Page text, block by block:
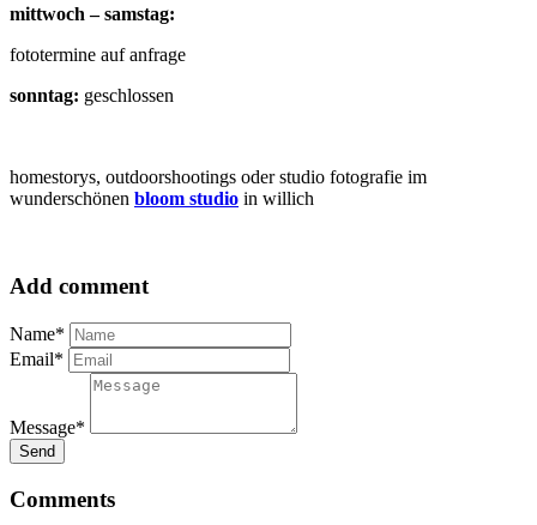
mittwoch – samstag:
fototermine auf anfrage
sonntag: geschlossen
homestorys, outdoorshootings oder studio fotografie im
wunderschönen bloom studio in willich
Add comment
Name*
Email*
Message*
Send
Comments